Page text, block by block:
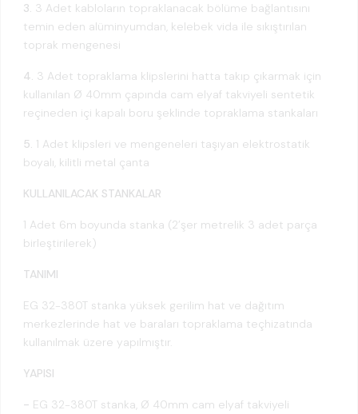
3. 3 Adet kabloların topraklanacak bölüme bağlantısını
temin eden alüminyumdan, kelebek vida ile sıkıştırılan
toprak mengenesi
4. 3 Adet topraklama klipslerini hatta takıp çıkarmak için
kullanılan Ø 40mm çapında cam elyaf takviyeli sentetik
reçineden içi kapalı boru şeklinde topraklama stankaları
5. 1 Adet klipsleri ve mengeneleri taşıyan elektrostatik
boyalı, kilitli metal çanta
KULLANILACAK STANKALAR
1 Adet 6m boyunda stanka (2’şer metrelik 3 adet parça
birleştirilerek)
TANIMI
EG 32-380T stanka yüksek gerilim hat ve dağıtım
merkezlerinde hat ve baraları topraklama teçhizatında
kullanılmak üzere yapılmıştır.
YAPISI
- EG 32-380T stanka, Ø 40mm cam elyaf takviyeli